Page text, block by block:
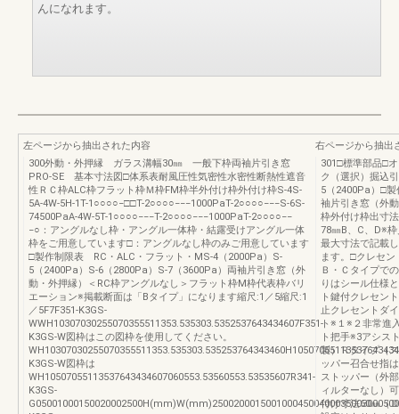
んになれます。
左ページから抽出された内容
300外動・外押縁 ガラス溝幅30㎜ 一般下枠両袖片引き窓
PRO-SE 基本寸法図□体系表耐風圧性気密性水密性断熱性遮音
性ＲＣ枠ALC枠フラット枠Ｍ枠FM枠半外付け枠外付け枠S-4S-
5A-4W-5H-1T-1○○○○−□□T-2○○○○−−−1000PaT-2○○○○−−−S-6S-
74500PaA-4W-5T-1○○○○−−−T-2○○○○−−−1000PaT-2○○○○−−
−○：アングルなし枠・アングル一体枠・結露受けアングル一体
枠をご用意しています□：アングルなし枠のみご用意しています
□製作制限表 RC・ALC・フラット・MS-4（2000Pa）S-
5（2400Pa）S-6（2800Pa）S-7（3600Pa）両袖片引き窓（外
動・外押縁）＜RC枠アングルなし＞フラット枠M枠代表枠バリ
エーション※掲載断面は「Bタイプ」になります縮尺:1／5縮尺:1
／5F7F351-K3GS-
WWH10307030255070355511353.535303.5352537643434607F351-
K3GS-W図枠はこの図枠を使用してください。
K3GS-W図枠は
WH10507055113537643434607060553.53560553.53535607R341-
K3GS-
右ページから抽出
301□標準部品□
ク（選択）掘込
5（2400Pa）□
袖片引き窓（外
枠外付け枠出寸
78㎜B、C、D※
最大寸法で記載
ます。□クレセ
Ｂ・Ｃタイプで
りはシール仕様
ト鍵付クレセン
止クレセントダ
ト※１※２非常進
ト把手※3アシス
製）Ｒタイプ（
ッパー召合せ指
ストッパー（外
ィルターなし）
付け寸法60㎜（